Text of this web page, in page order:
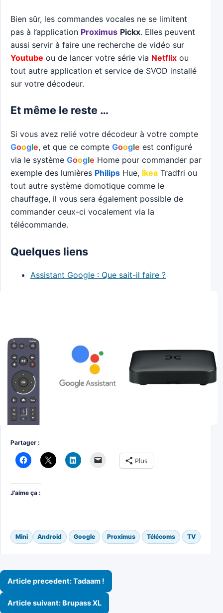
Bien sûr, les commandes vocales ne se limitent
pas à l’application Proximus Pickx. Elles peuvent
aussi servir à faire une recherche de vidéo sur
Youtube ou de lancer votre série via Netflix ou
tout autre application et service de SVOD installé
sur votre décodeur.
Et même le reste …
Si vous avez relié votre décodeur à votre compte
Google, et que ce compte Google est configuré
via le système Google Home pour commander par
exemple des lumières Philips Hue, Ikea Tradfri ou
tout autre système domotique comme le
chauffage, il vous sera également possible de
commander ceux-ci vocalement via la
télécommande.
Quelques liens
Assistant Google : Que sait-il faire ?
Partager :
Plus
J’aime ça :
Mini Android Google Proximus Télécoms TV
Navigation de l’article
Article precedent: Tadaam !
Article suivant: Brupass XL